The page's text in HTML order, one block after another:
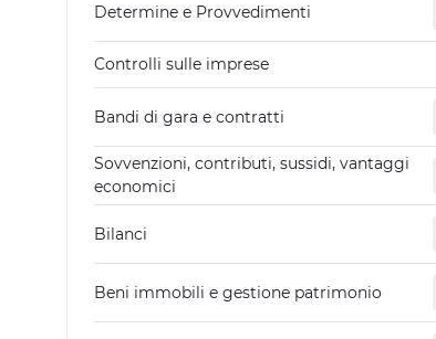
Determine e Provvedimenti
Controlli sulle imprese
Bandi di gara e contratti
Sovvenzioni, contributi, sussidi, vantaggi
economici
Bilanci
Beni immobili e gestione patrimonio